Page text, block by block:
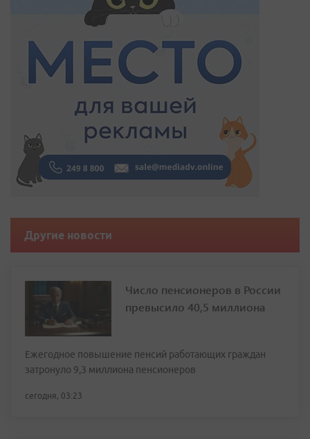
Другие новости
Число пенсионеров в России
превысило 40,5 миллиона
Ежегодное повышение пенсий работающих граждан
затронуло 9,3 миллиона пенсионеров
сегодня, 03:23